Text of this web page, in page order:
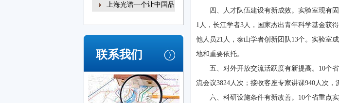
上海光谱一个让中国品
联系我们
四、人才队伍建设有新成效。实验室现有
1人，长江学者3人，国家杰出青年科学基金获
他人员21人，泰山学者创新团队13个。实验室
地和重要依托。
五、对外开放交流活跃度有新提高。10个
流会议3824人次；接收客座专家讲课940人次
六、科研设施条件有新改善。10个省重点